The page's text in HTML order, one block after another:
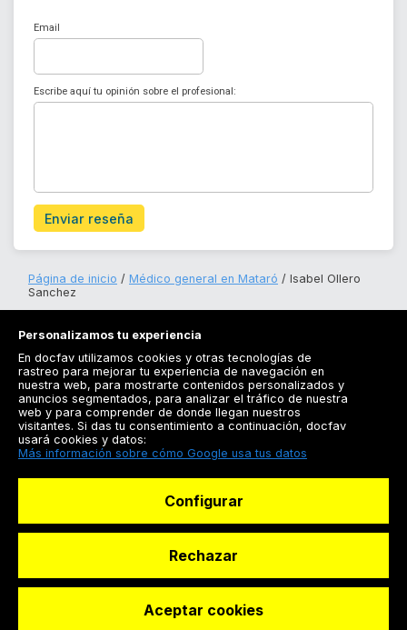
Email
Escribe aquí tu opinión sobre el profesional:
Enviar reseña
Página de inicio Médico general en Mataró
Isabel Ollero
Sanchez
Registrarse
Docfav
© Dashboard Technologies S.L
Personalizamos tu experiencia
En docfav utilizamos cookies y otras tecnologías de
rastreo para mejorar tu experiencia de navegación en
nuestra web, para mostrarte contenidos personalizados y
anuncios segmentados, para analizar el tráfico de nuestra
web y para comprender de donde llegan nuestros
visitantes. Si das tu consentimiento a continuación, docfav
usará cookies y datos:
Más información sobre cómo Google usa tus datos
Configurar
Rechazar
Aceptar cookies